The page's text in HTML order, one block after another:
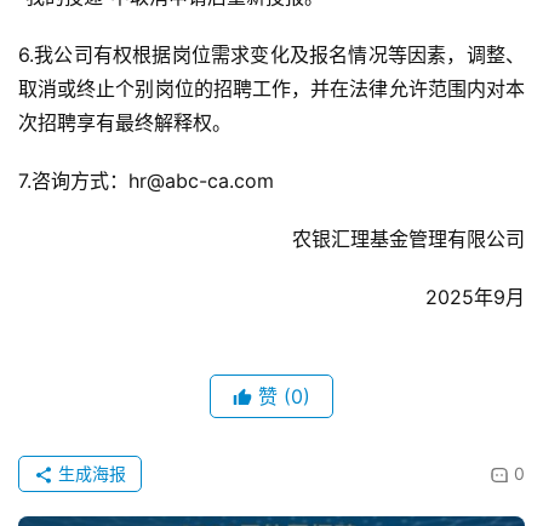
6.我公司有权根据岗位需求变化及报名情况等因素，调整、
取消或终止个别岗位的招聘工作，并在法律允许范围内对本
次招聘享有最终解释权。
7.咨询方式：hr@abc-ca.com
农银汇理基金管理有限公司
2025年9月
赞 (0)
0
生成海报